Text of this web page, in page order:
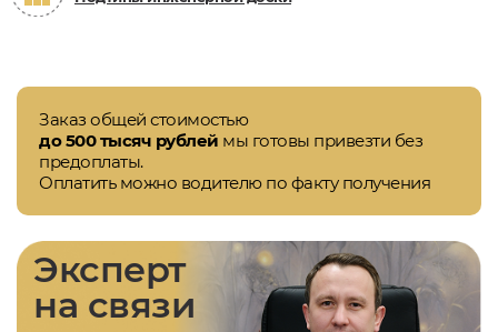
Заказ общей стоимостью
до 500 тысяч рублей мы готовы привезти без
предоплаты.
Оплатить можно водителю по факту получения
Эксперт
на связи